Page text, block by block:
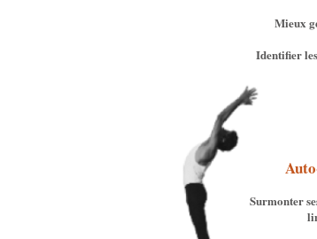
Mieux
Identifier
Surmonter